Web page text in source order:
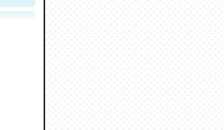
と前